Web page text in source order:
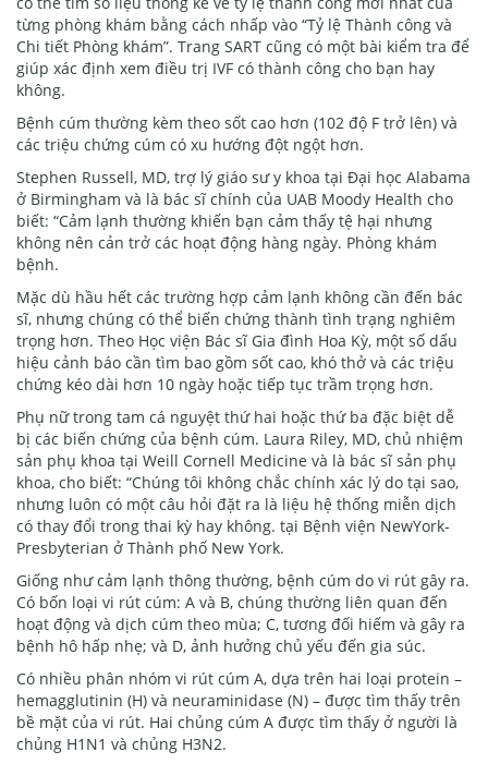
từng phòng khám bằng cách nhấp vào “Tỷ lệ Thành công và
Chi tiết Phòng khám”. Trang SART cũng có một bài kiểm tra để
giúp xác định xem điều trị IVF có thành công cho bạn hay
không.
Bệnh cúm thường kèm theo sốt cao hơn (102 độ F trở lên) và
các triệu chứng cúm có xu hướng đột ngột hơn.
Stephen Russell, MD, trợ lý giáo sư y khoa tại Đại học Alabama
ở Birmingham và là bác sĩ chính của UAB Moody Health cho
biết: “Cảm lạnh thường khiến bạn cảm thấy tệ hại nhưng
không nên cản trở các hoạt động hàng ngày. Phòng khám
bệnh.
Mặc dù hầu hết các trường hợp cảm lạnh không cần đến bác
sĩ, nhưng chúng có thể biến chứng thành tình trạng nghiêm
trọng hơn. Theo Học viện Bác sĩ Gia đình Hoa Kỳ, một số dấu
hiệu cảnh báo cần tìm bao gồm sốt cao, khó thở và các triệu
chứng kéo dài hơn 10 ngày hoặc tiếp tục trầm trọng hơn.
Phụ nữ trong tam cá nguyệt thứ hai hoặc thứ ba đặc biệt dễ
bị các biến chứng của bệnh cúm. Laura Riley, MD, chủ nhiệm
sản phụ khoa tại Weill Cornell Medicine và là bác sĩ sản phụ
khoa, cho biết: “Chúng tôi không chắc chính xác lý do tại sao,
nhưng luôn có một câu hỏi đặt ra là liệu hệ thống miễn dịch
có thay đổi trong thai kỳ hay không. tại Bệnh viện NewYork-
Presbyterian ở Thành phố New York.
Giống như cảm lạnh thông thường, bệnh cúm do vi rút gây ra.
Có bốn loại vi rút cúm: A và B, chúng thường liên quan đến
hoạt động và dịch cúm theo mùa; C, tương đối hiếm và gây ra
bệnh hô hấp nhẹ; và D, ảnh hưởng chủ yếu đến gia súc.
Có nhiều phân nhóm vi rút cúm A, dựa trên hai loại protein –
hemagglutinin (H) và neuraminidase (N) – được tìm thấy trên
bề mặt của vi rút. Hai chủng cúm A được tìm thấy ở người là
chủng H1N1 và chủng H3N2.